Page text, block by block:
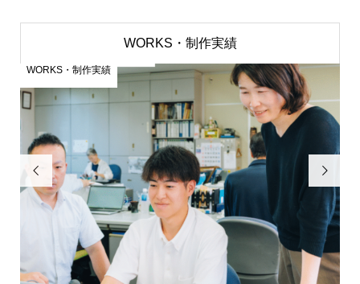
WORKS・制作実績

WORKS・制作実績
